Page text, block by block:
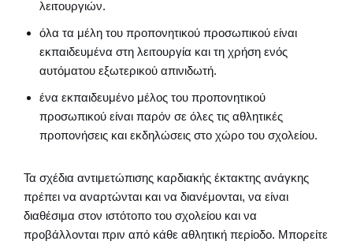
λειτουργιών.
όλα τα μέλη του προπονητικού προσωπικού είναι
εκπαιδευμένα στη λειτουργία και τη χρήση ενός
αυτόματου εξωτερικού απινιδωτή.
ένα εκπαιδευμένο μέλος του προπονητικού
προσωπικού είναι παρόν σε όλες τις αθλητικές
προπονήσεις και εκδηλώσεις στο χώρο του σχολείου.
Τα σχέδια αντιμετώπισης καρδιακής έκτακτης ανάγκης
πρέπει να αναρτώνται και να διανέμονται, να είναι
διαθέσιμα στον ιστότοπο του σχολείου και να
προβάλλονται πριν από κάθε αθλητική περίοδο. Μπορείτε